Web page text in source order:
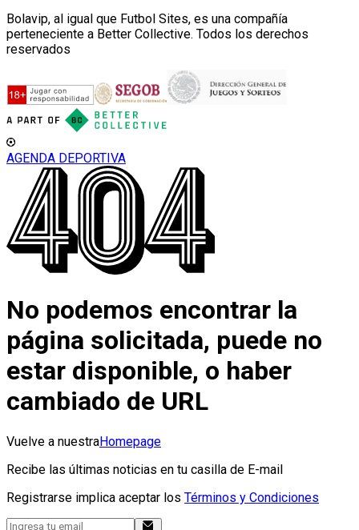
Bolavip, al igual que Futbol Sites, es una compañía
perteneciente a Better Collective. Todos los derechos
reservados
AGENDA DEPORTIVA
No podemos encontrar la
página solicitada, puede no
estar disponible, o haber
cambiado de URL
Vuelve a nuestraHomepage
Recibe las últimas noticias en tu casilla de E-mail
Registrarse implica aceptar los Términos y Condiciones